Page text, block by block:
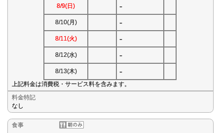
8/9(日) -
8/10(月) -
8/11(火) -
8/12(水) -
8/13(木) -
上記料金は消費税・サービス料を含みます。
料金特記
なし
食事